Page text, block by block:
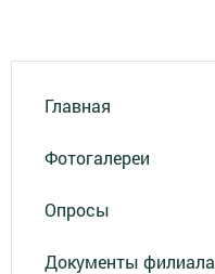
Главная
Фотогалереи
Опросы
Документы филиала